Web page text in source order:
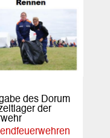
des Dorum
der